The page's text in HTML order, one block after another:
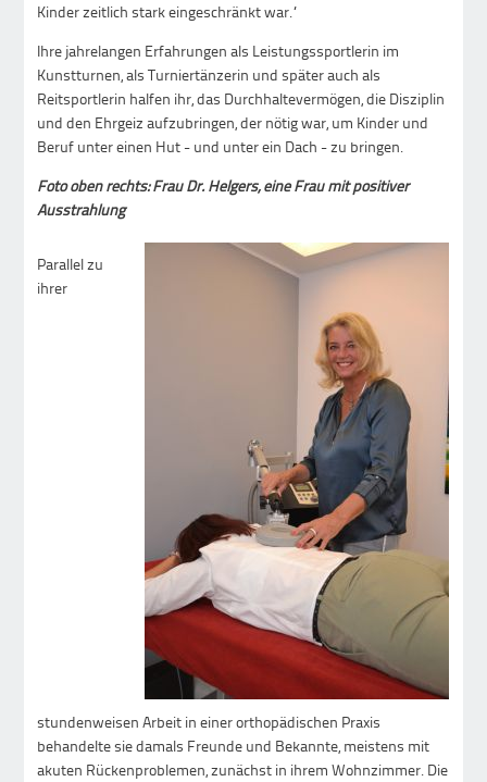
Kinder zeitlich stark eingeschränkt war.“
Ihre jahrelangen Erfahrungen als Leistungssportlerin im
Kunstturnen, als Turniertänzerin und später auch als
Reitsportlerin halfen ihr, das Durchhaltevermögen, die Disziplin
und den Ehrgeiz aufzubringen, der nötig war, um Kinder und
Beruf unter einen Hut - und unter ein Dach - zu bringen.
Foto oben rechts: Frau Dr. Helgers, eine Frau mit positiver
Ausstrahlung
Parallel zu
ihrer
stundenweisen Arbeit in einer orthopädischen Praxis
behandelte sie damals Freunde und Bekannte, meistens mit
akuten Rückenproblemen, zunächst in ihrem Wohnzimmer. Die